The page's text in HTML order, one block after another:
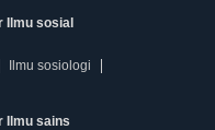
Ilmu sosial
Ilmu sosiologi
Ilmu sains